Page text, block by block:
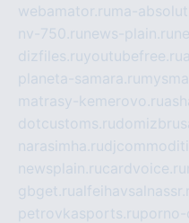
webamator.ru ma-
nv-750.ru news-plain.ru
dizfiles.ruyoutubefree.ru
planeta-samara.ru
matrasy-kemerovo.ru
dotcustoms.ru
narasimha.ru
newsplain.rucardvoice.ru
gbget.ru
petrovkasports.ru